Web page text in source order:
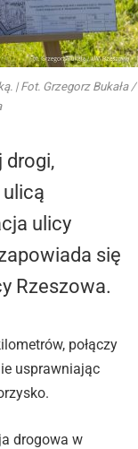
| Fot. Grzegorz Bukała /
drogi,
ulicy
się
Rzeszowa.
połączy
usprawniając
drogowa w